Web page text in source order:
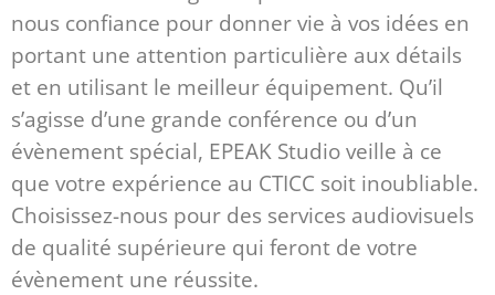
nous confiance pour donner vie à vos idées en
portant une attention particulière aux détails
et en utilisant le meilleur équipement. Qu’il
s’agisse d’une grande conférence ou d’un
évènement spécial, EPEAK Studio veille à ce
que votre expérience au CTICC soit inoubliable.
Choisissez-nous pour des services audiovisuels
de qualité supérieure qui feront de votre
évènement une réussite.